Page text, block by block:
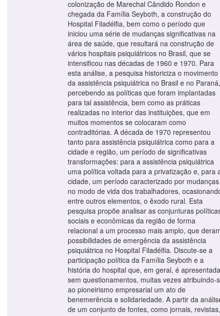
colonização de Marechal Cândido Rondon e
chegada da Família Seyboth, a construção do
Hospital Filadélfia, bem como o período que
iniciou uma série de mudanças significativas na
área de saúde, que resultará na construção de
vários hospitais psiquiátricos no Brasil, que se
intensificou nas décadas de 1960 e 1970. Para
esta análise, a pesquisa historiciza o movimento
da assistência psiquiátrica no Brasil e no Paraná,
percebendo as políticas que foram implantadas
para tal assistência, bem como as práticas
realizadas no interior das instituições, que em
muitos momentos se colocaram como
contraditórias. A década de 1970 representou
tanto para assistência psiquiátrica como para a
cidade e região, um período de significativas
transformações: para a assistência psiquiátrica
uma política voltada para a privatização e, para
cidade, um período caracterizado por mudanças
no modo de vida dos trabalhadores,
entre outros elementos, o êxodo rural. Esta
pesquisa propõe analisar as conjunturas
sociais e econômicas da região de forma
relacional a um processo mais amplo, que
possibilidades de emergência da assistência
psiquiátrica no Hospital Filadélfia. Discute-se a
participação política da Família Seyboth e a
história do hospital que, em geral, é apresentada
sem questionamentos, muitas vezes atribuindo-
ao pioneirismo empresarial um ato de
benemerência e solidariedade. A partir da
de um conjunto de fontes, como jornais, revistas,